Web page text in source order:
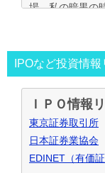
場。私の暗黒の
投資の王道は手
く事と気付く。
IPO投資で毎年
～2016年目標
事が出来た。
2017年～資金も
で残りの資金で
IPOなど投資情報
ＩＰＯ情報
東京証券取引所
日本証券業協会
EDINET（有価